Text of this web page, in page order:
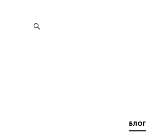
БЛОГ